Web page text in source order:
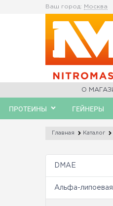
Ваш город: Москва
О
ПРОТЕИНЫ ГЕЙНЕРЫ
Главная Каталог
DMAE
Альфа-липоевая